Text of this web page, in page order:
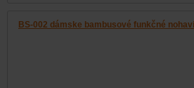
BS-002 dámske bambusové funkčné